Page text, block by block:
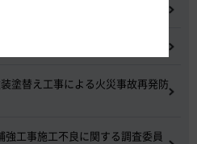
の課題と取組み
及び再発防止のための委員会
塗替え工事による火災事故再発防
強工事施工不良に関する調査委員